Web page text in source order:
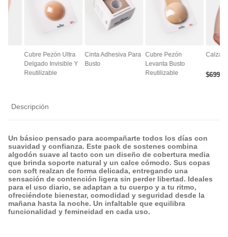
Cubre Pezón Ultra
Delgado Invisible Y
Reutilizable
Cinta Adhesiva Para
Busto
Cubre Pezón
Levanta Busto
Reutilizable
Calza
$6990
Descripción
Un básico pensado para acompañarte todos los días con
suavidad y confianza. Este pack de sostenes combina
algodón suave al tacto con un diseño de cobertura media
que brinda soporte natural y un calce cómodo. Sus copas
con soft realzan de forma delicada, entregando una
sensación de contención ligera sin perder libertad. Ideales
para el uso diario, se adaptan a tu cuerpo y a tu ritmo,
ofreciéndote bienestar, comodidad y seguridad desde la
mañana hasta la noche. Un infaltable que equilibra
funcionalidad y femineidad en cada uso.